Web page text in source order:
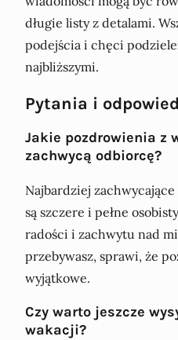
długie listy z detalami.
podejścia i chęci
najbliższymi.
Pytania i
Jakie pozdrowienia z
zachwycą odbiorcę?
Najbardziej
są szczere i pełne
radości i zachwytu nad
przebywasz, sprawi, że
wyjątkowe.
Czy warto jeszcze
wakacji?